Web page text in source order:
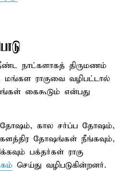
நாட்களாகத் திருமணம்
ராகுவை வழிபட்டால்
கைகூடும் என்பது
தோஷம், கால சர்ப்ப தோஷம்,
தோஷங்கள் நீங்கவும்,
பக்தர்கள் ராகு
செய்து வழிபடுகின்றனர்.